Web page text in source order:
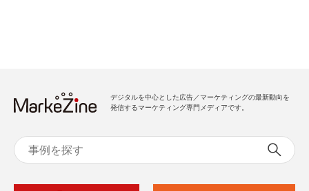
デジタルを中心とした広告／マーケティングの最新動向を
発信するマーケティング専門メディアです。